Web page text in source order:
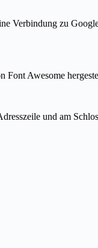
Verbindung zu
Font Awesome
und am